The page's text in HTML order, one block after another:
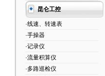
昆仑工控
·线速、转速表
·手操器
·记录仪
·流量积算仪
·多路巡检仪